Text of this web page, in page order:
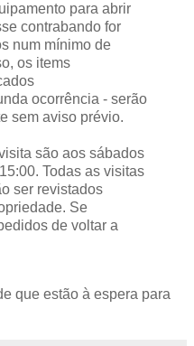
para abrir
contrabando for
num mínimo de
os items
ocorrência - serão
sem aviso prévio.
são aos sábados
Todas as visitas
ser revistados
Se
de voltar a
que estão à espera para